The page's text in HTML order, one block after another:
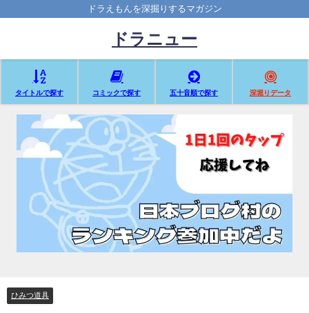
ドラえもんを深掘りするマガジン
ドラニュー
タイトルで探す コミックで探す 五十音順で探す 深堀りデータ
ひみつ道具